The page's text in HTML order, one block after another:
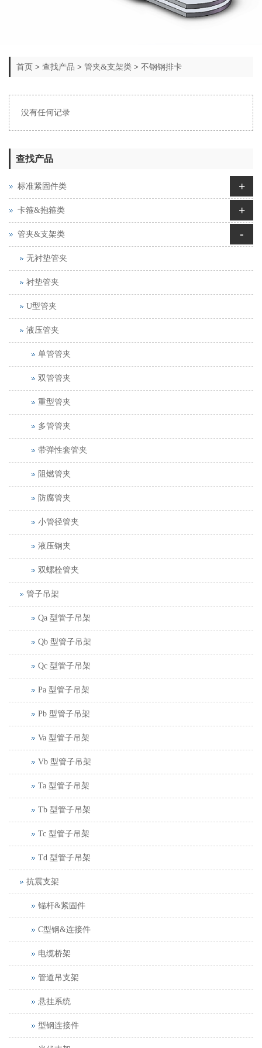
首页 > 查找产品 > 管夹&支架类 > 不钢钢排卡
没有任何记录
查找产品
标准紧固件类 +
卡箍&抱箍类 +
管夹&支架类 -
无衬垫管夹
衬垫管夹
U型管夹
液压管夹
单管管夹
双管管夹
重型管夹
多管管夹
带弹性套管夹
阻燃管夹
防腐管夹
小管径管夹
液压钢夹
双螺栓管夹
管子吊架
Qa 型管子吊架
Qb 型管子吊架
Qc 型管子吊架
Pa 型管子吊架
Pb 型管子吊架
Va 型管子吊架
Vb 型管子吊架
Ta 型管子吊架
Tb 型管子吊架
Tc 型管子吊架
Td 型管子吊架
抗震支架
锚杆&紧固件
C型钢&连接件
电缆桥架
管道吊支架
悬挂系统
型钢连接件